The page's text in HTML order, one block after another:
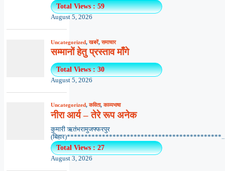
Total Views : 59
August 5, 2026
Uncategorized,खबरें,समाचार
सम्मानों हेतु प्रस्ताव माँगे
Total Views : 30
August 5, 2026
Uncategorized,कविता,काव्यभाषा
नीरा आर्य – तेरे रूप अनेक
कुमारी ऋतंभरामुजफ्फरपुर
Total Views : 27
August 3, 2026